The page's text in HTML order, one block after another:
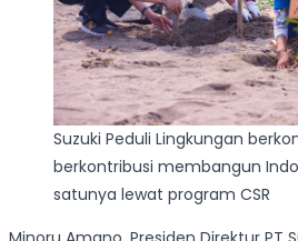
Suzuki Peduli Lingkungan
berkontribusi membangun
satunya lewat program CSR